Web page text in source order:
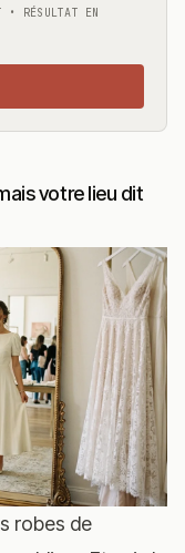
• RÉSULTAT EN
votre lieu dit
robes de